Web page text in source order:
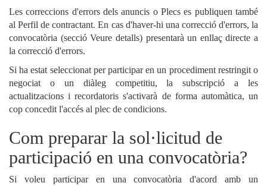
Les correccions d'errors dels anuncis o Plecs es publiquen també
al Perfil de contractant. En cas d'haver-hi una correcció d'errors, la
convocatòria (secció Veure detalls) presentarà un enllaç directe a
la correcció d'errors.
Si ha estat seleccionat per participar en un procediment restringit o
negociat o un diàleg competitiu, la subscripció a les
actualitzacions i recordatoris s'activarà de forma automàtica, un
cop concedit l'accés al plec de condicions.
Com preparar la sol·licitud de
participació en una convocatòria?
Si voleu participar en una convocatòria d'acord amb un